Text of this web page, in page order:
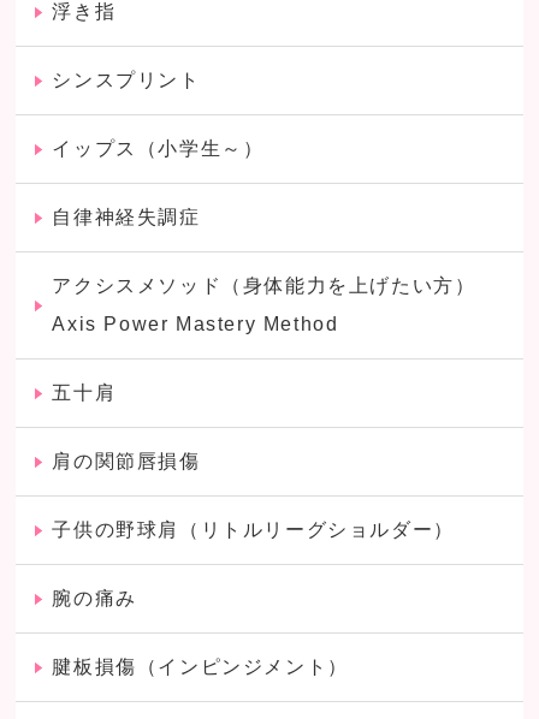
浮き指
シンスプリント
イップス（小学生～）
自律神経失調症
アクシスメソッド（身体能力を上げたい方）
Axis Power Mastery Method
五十肩
肩の関節唇損傷
子供の野球肩（リトルリーグショルダー）
腕の痛み
腱板損傷（インピンジメント）